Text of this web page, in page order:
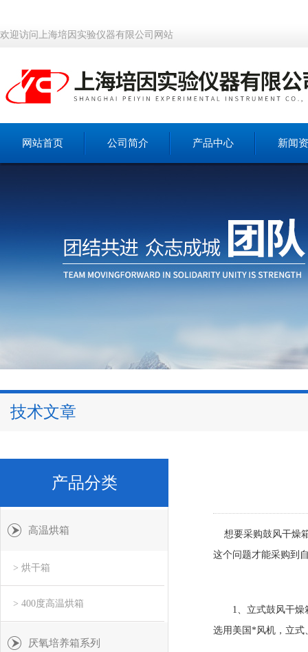
欢迎访问上海培因实验仪器有限公司网站
网站首页 公司简介 产品中心 新闻
技术文章
想要采购鼓风干燥
这个问题才能采购到
1、立式鼓风干燥箱
选用美国*风机，立式
产品分类
高温烘箱
> 烘干箱
> 400度高温烘箱
厌氧培养箱系列